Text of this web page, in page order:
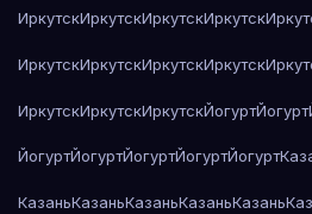
ИркутскИркутскИркутскИркутск
ИркутскИркутскИркутскИркутск
ИркутскИркутскИркутскЙогуртЙогурт
ЙогуртЙогуртЙогуртЙогуртЙогурт
КазаньКазаньКазаньКазаньКазань